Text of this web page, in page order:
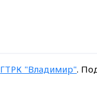
ГТРК "Владимир".